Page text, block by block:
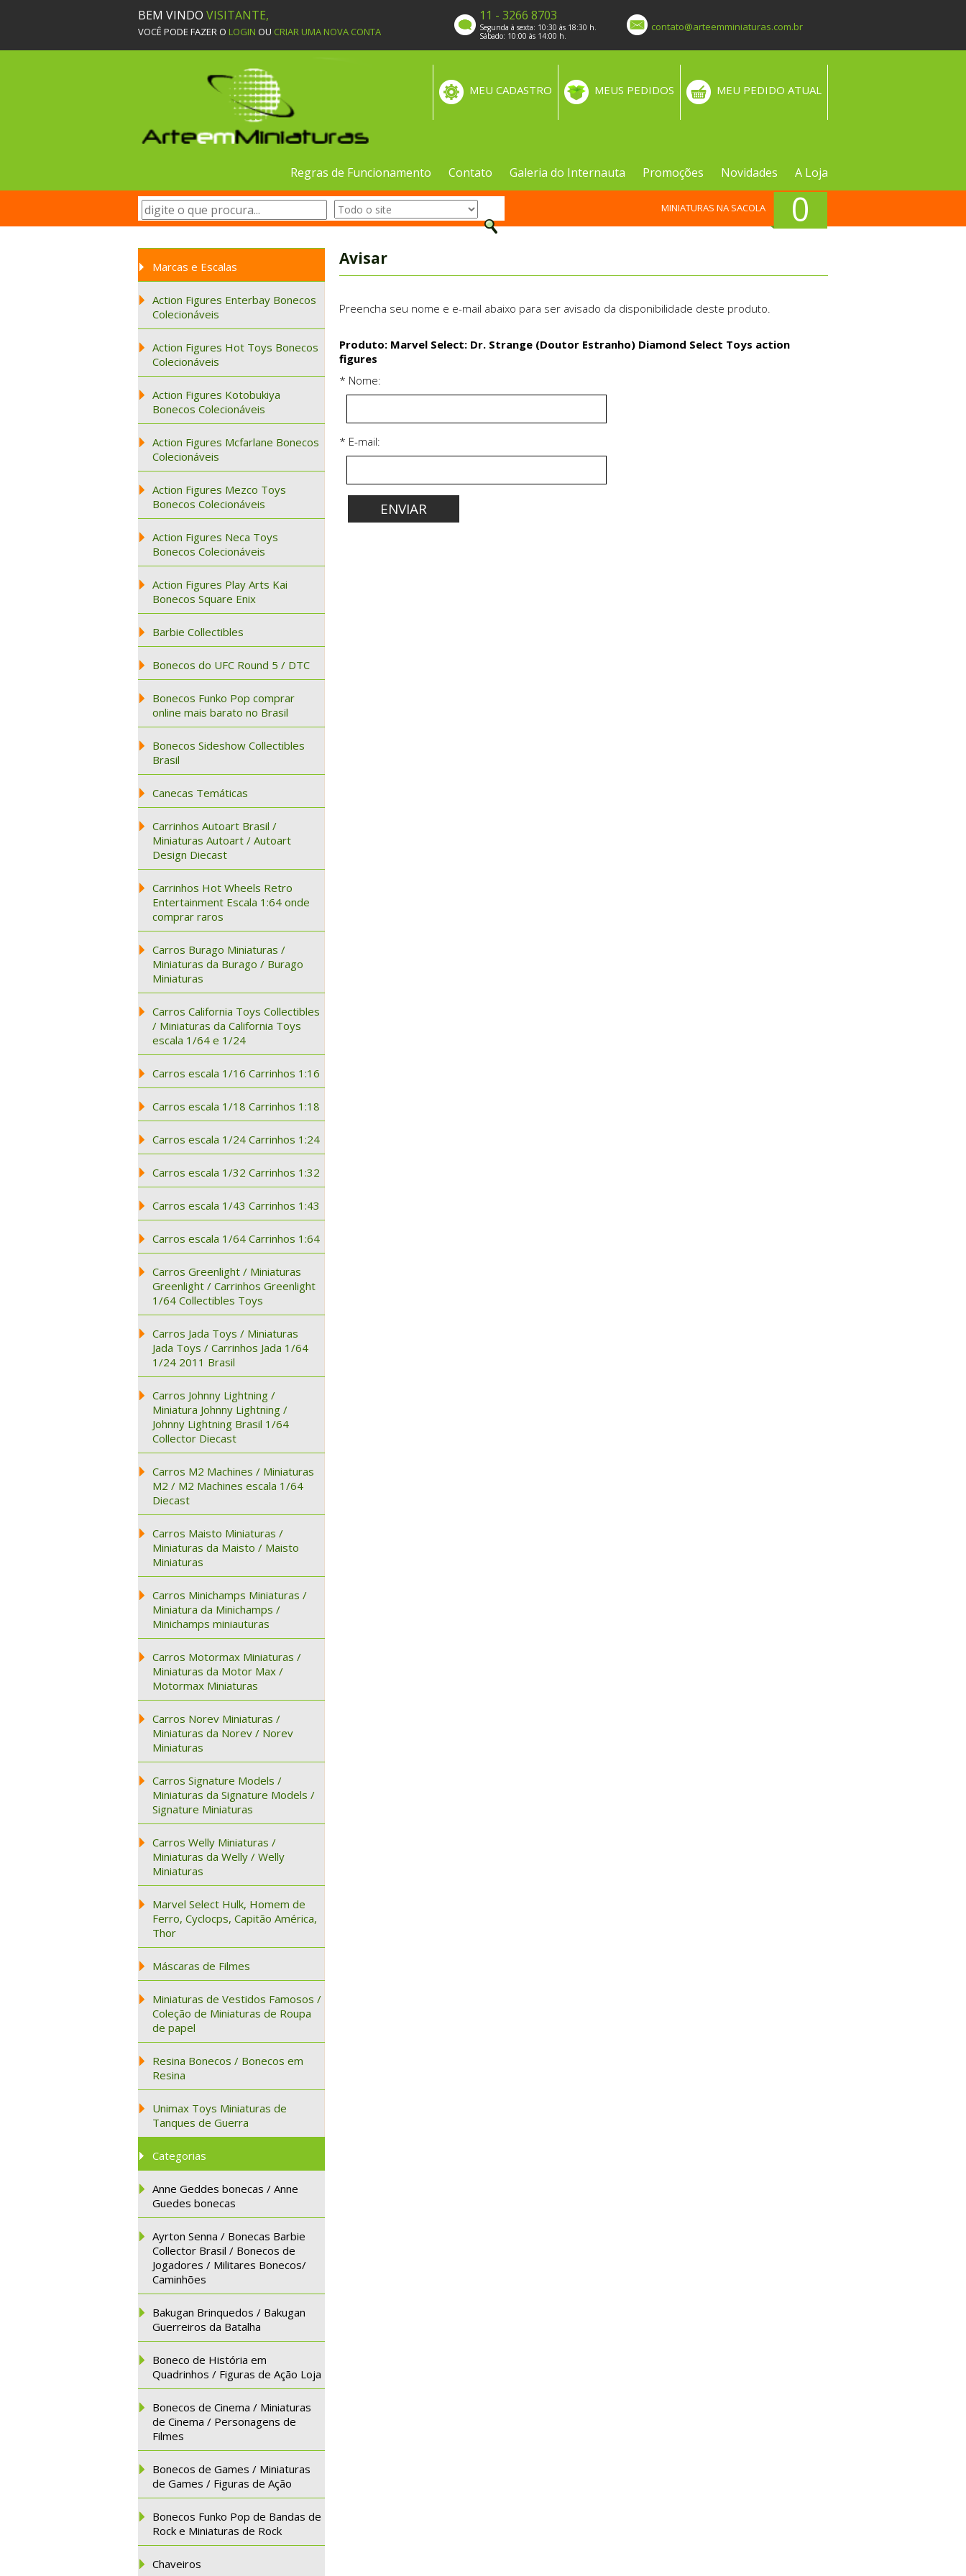
BEM VINDO VISITANTE,
VOCÊ PODE FAZER O LOGIN OU CRIAR UMA NOVA CONTA
11 - 3266 8703
Segunda à sexta: 10:30 às 18:30 h.
Sábado: 10:00 às 14:00 h.
contato@arteemminiaturas.com.br
MEU PEDIDO ATUAL
MEUS PEDIDOS
MEU CADASTRO
Regras de Funcionamento Contato Galeria do Internauta Promoções Novidades A Loja
0
MINIATURAS NA SACOLA
Marcas e Escalas
Action Figures Enterbay Bonecos
Colecionáveis
Action Figures Hot Toys Bonecos
Colecionáveis
Action Figures Kotobukiya
Bonecos Colecionáveis
Action Figures Mcfarlane Bonecos
Colecionáveis
Action Figures Mezco Toys
Bonecos Colecionáveis
Action Figures Neca Toys
Bonecos Colecionáveis
Action Figures Play Arts Kai
Bonecos Square Enix
Barbie Collectibles
Bonecos do UFC Round 5 / DTC
Bonecos Funko Pop comprar
online mais barato no Brasil
Bonecos Sideshow Collectibles
Brasil
Canecas Temáticas
Carrinhos Autoart Brasil /
Miniaturas Autoart / Autoart
Design Diecast
Carrinhos Hot Wheels Retro
Entertainment Escala 1:64 onde
comprar raros
Carros Burago Miniaturas /
Miniaturas da Burago / Burago
Miniaturas
Carros California Toys Collectibles
/ Miniaturas da California Toys
escala 1/64 e 1/24
Carros escala 1/16 Carrinhos 1:16
Carros escala 1/18 Carrinhos 1:18
Carros escala 1/24 Carrinhos 1:24
Carros escala 1/32 Carrinhos 1:32
Carros escala 1/43 Carrinhos 1:43
Carros escala 1/64 Carrinhos 1:64
Carros Greenlight / Miniaturas
Greenlight / Carrinhos Greenlight
1/64 Collectibles Toys
Carros Jada Toys / Miniaturas
Jada Toys / Carrinhos Jada 1/64
1/24 2011 Brasil
Carros Johnny Lightning /
Miniatura Johnny Lightning /
Johnny Lightning Brasil 1/64
Collector Diecast
Carros M2 Machines / Miniaturas
M2 / M2 Machines escala 1/64
Diecast
Carros Maisto Miniaturas /
Miniaturas da Maisto / Maisto
Miniaturas
Carros Minichamps Miniaturas /
Miniatura da Minichamps /
Minichamps miniauturas
Carros Motormax Miniaturas /
Miniaturas da Motor Max /
Motormax Miniaturas
Carros Norev Miniaturas /
Miniaturas da Norev / Norev
Miniaturas
Carros Signature Models /
Miniaturas da Signature Models /
Signature Miniaturas
Carros Welly Miniaturas /
Miniaturas da Welly / Welly
Miniaturas
Marvel Select Hulk, Homem de
Ferro, Cyclocps, Capitão América,
Thor
Máscaras de Filmes
Miniaturas de Vestidos Famosos /
Coleção de Miniaturas de Roupa
de papel
Resina Bonecos / Bonecos em
Resina
Unimax Toys Miniaturas de
Tanques de Guerra
Categorias
Anne Geddes bonecas / Anne
Guedes bonecas
Ayrton Senna / Bonecas Barbie
Collector Brasil / Bonecos de
Jogadores / Militares Bonecos/
Caminhões
Bakugan Brinquedos / Bakugan
Guerreiros da Batalha
Boneco de História em
Quadrinhos / Figuras de Ação Loja
Bonecos de Cinema / Miniaturas
de Cinema / Personagens de
Filmes
Bonecos de Games / Miniaturas
de Games / Figuras de Ação
Bonecos Funko Pop de Bandas de
Rock e Miniaturas de Rock
Chaveiros
Avisar
Preencha seu nome e e-mail abaixo para ser avisado da disponibilidade deste produto.
Produto: Marvel Select: Dr. Strange (Doutor Estranho) Diamond Select Toys action
figures
* Nome:
* E-mail: